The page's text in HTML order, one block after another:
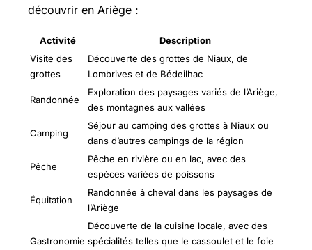
découvrir en Ariège :
Activité
Description
Visite des
grottes
Découverte des grottes de Niaux, de
Lombrives et de Bédeilhac
Randonnée
Exploration des paysages variés de l’Ariège,
des montagnes aux vallées
Camping
Séjour au camping des grottes à Niaux ou
dans d’autres campings de la région
Pêche
Pêche en rivière ou en lac, avec des
espèces variées de poissons
Équitation
Randonnée à cheval dans les paysages de
l’Ariège
Gastronomie
Découverte de la cuisine locale, avec des
spécialités telles que le cassoulet et le foie